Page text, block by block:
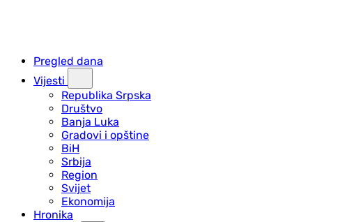
Pregled dana
Vijesti
Republika Srpska
Društvo
Banja Luka
Gradovi i opštine
BiH
Srbija
Region
Svijet
Ekonomija
Hronika